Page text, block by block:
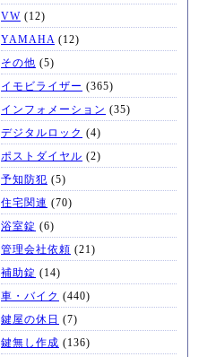
VW (12)
YAMAHA (12)
その他 (5)
イモビライザー (365)
インフォメーション (35)
デジタルロック (4)
ポストダイヤル (2)
予知防犯 (5)
住宅関連 (70)
浴室錠 (6)
管理会社依頼 (21)
補助錠 (14)
車・バイク (440)
鍵屋の休日 (7)
鍵無し作成 (136)